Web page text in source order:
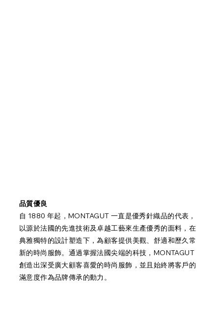
品質優良
自 1880 年起，MONTAGUT 一直是優秀針織品的代表，
以源於法國的先進技術及卓越工藝來生產優秀的面料，在
典雅獨特的設計塑造下，為顧客提供美觀、舒適和歷久常
新的時尚服飾。通過掌握法國尖端的科技，MONTAGUT
創造出深受廣大顧客喜愛的時尚服飾，並且始終將客戶的
滿意度作為品牌傳承的動力。